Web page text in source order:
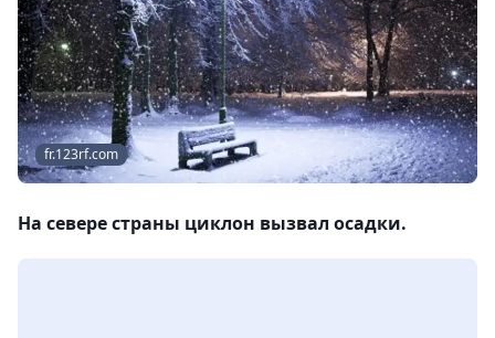
fr.123rf.com
На севере страны циклон вызвал осадки.